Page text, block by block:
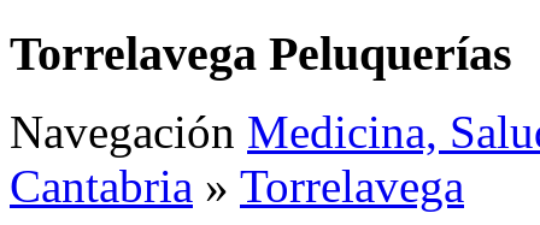
Torrelavega Peluquerías
Navegación Medicina,
Cantabria » Torrelavega